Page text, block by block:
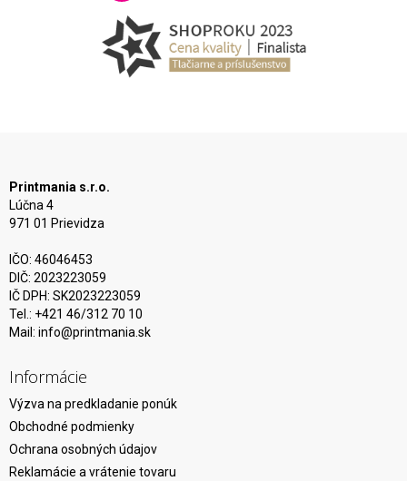
Printmania s.r.o.
Lúčna 4
971 01 Prievidza
IČO: 46046453
DIČ: 2023223059
IČ DPH: SK2023223059
Tel.: +421 46/312 70 10
Mail: info@printmania.sk
Informácie
Výzva na predkladanie ponúk
Obchodné podmienky
Ochrana osobných údajov
Reklamácie a vrátenie tovaru